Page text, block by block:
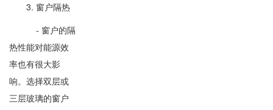
3. 窗户隔热
- 窗户的隔
热性能对能源效
率也有很大影
响。选择双层或
三层玻璃的窗户